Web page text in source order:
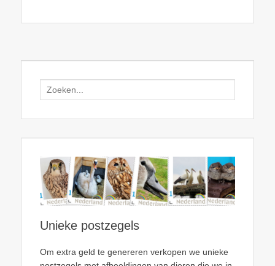
Search
for:
Unieke postzegels
Om extra geld te genereren verkopen we unieke